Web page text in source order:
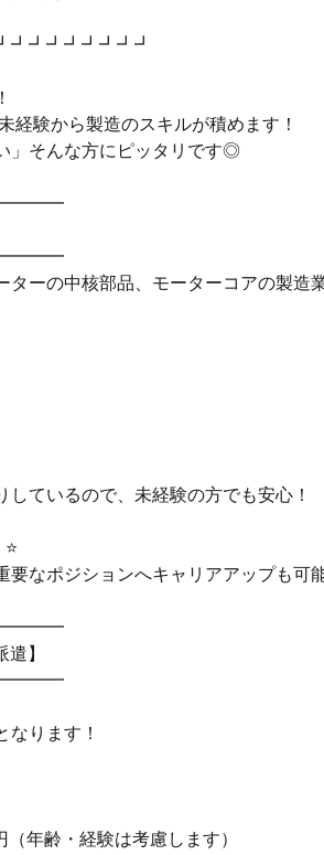
経験から製造のスキルが積めます！
」そんな方にピッタリです◎
ターの中核部品、モーターコアの製造
ているので、未経験の方でも安心！
要なポジションへキャリアアップも可
】
なります！
年齢・経験は考慮します）